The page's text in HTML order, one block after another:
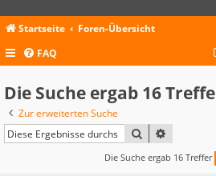
Startseite Foren-Übersicht
FAQ
Die Suche ergab 16
Zur erweiterten Suche
SUCHE
Die Suche ergab 16 Treffer